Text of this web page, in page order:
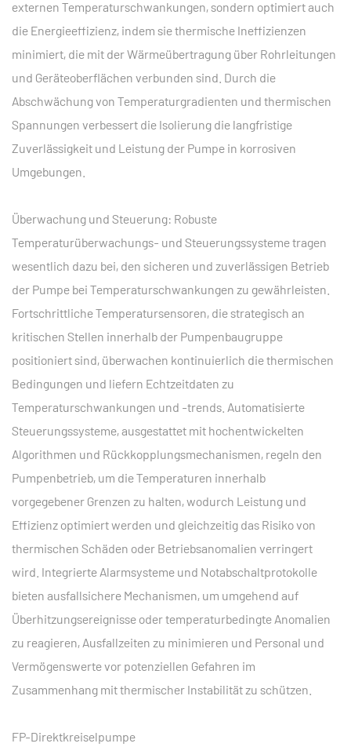
externen Temperaturschwankungen, sondern optimiert auch
die Energieeffizienz, indem sie thermische Ineffizienzen
minimiert, die mit der Wärmeübertragung über Rohrleitungen
und Geräteoberflächen verbunden sind. Durch die
Abschwächung von Temperaturgradienten und thermischen
Spannungen verbessert die Isolierung die langfristige
Zuverlässigkeit und Leistung der Pumpe in korrosiven
Umgebungen.
Überwachung und Steuerung: Robuste
Temperaturüberwachungs- und Steuerungssysteme tragen
wesentlich dazu bei, den sicheren und zuverlässigen Betrieb
der Pumpe bei Temperaturschwankungen zu gewährleisten.
Fortschrittliche Temperatursensoren, die strategisch an
kritischen Stellen innerhalb der Pumpenbaugruppe
positioniert sind, überwachen kontinuierlich die thermischen
Bedingungen und liefern Echtzeitdaten zu
Temperaturschwankungen und -trends. Automatisierte
Steuerungssysteme, ausgestattet mit hochentwickelten
Algorithmen und Rückkopplungsmechanismen, regeln den
Pumpenbetrieb, um die Temperaturen innerhalb
vorgegebener Grenzen zu halten, wodurch Leistung und
Effizienz optimiert werden und gleichzeitig das Risiko von
thermischen Schäden oder Betriebsanomalien verringert
wird. Integrierte Alarmsysteme und Notabschaltprotokolle
bieten ausfallsichere Mechanismen, um umgehend auf
Überhitzungsereignisse oder temperaturbedingte Anomalien
zu reagieren, Ausfallzeiten zu minimieren und Personal und
Vermögenswerte vor potenziellen Gefahren im
Zusammenhang mit thermischer Instabilität zu schützen.
FP-Direktkreiselpumpe